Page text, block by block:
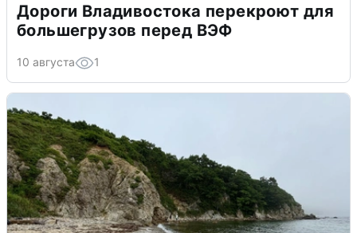
Дороги Владивостока перекроют для
большегрузов перед ВЭФ
10 августа 1